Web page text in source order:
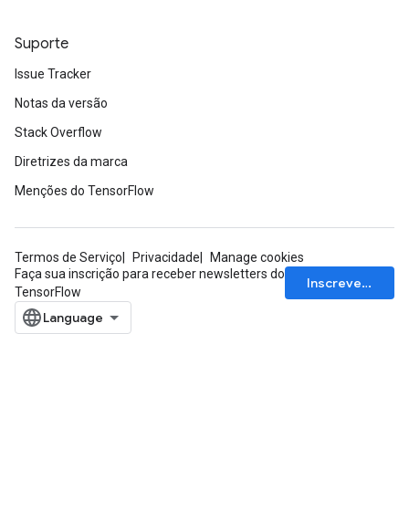
Suporte
Issue Tracker
Notas da versão
Stack Overflow
Diretrizes da marca
Menções do TensorFlow
Termos de Serviço Privacidade
Manage cookies
Faça sua inscrição para receber newsletters do
TensorFlow
Inscrever-se